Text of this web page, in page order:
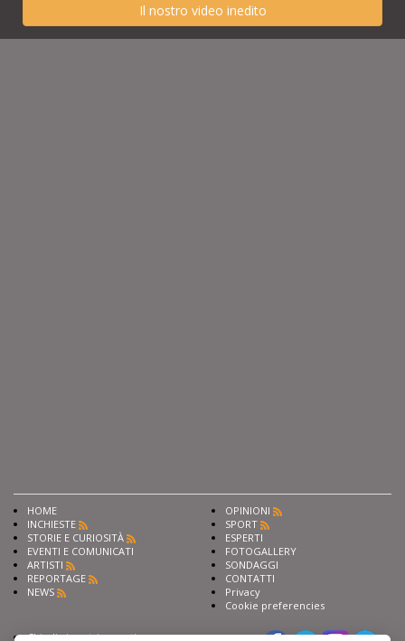
Il nostro video inedito
HOME
INCHIESTE
STORIE E CURIOSITÀ
EVENTI E COMUNICATI
ARTISTI
REPORTAGE
NEWS
OPINIONI
SPORT
ESPERTI
FOTOGALLERY
SONDAGGI
CONTATTI
Privacy
Cookie preferencies
Chiedi ai nostri esperti